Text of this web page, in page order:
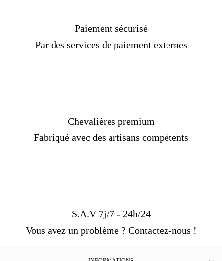
Paiement sécurisé
Par des services de paiement externes
Chevalières premium
Fabriqué avec des artisans compétents
S.A.V 7j/7 - 24h/24
Vous avez un problème ? Contactez-nous !